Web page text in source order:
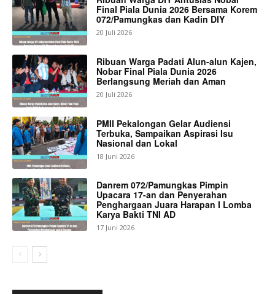
Final Piala Dunia 2026 Bersama Korem
072/Pamungkas dan Kadin DIY
20 Juli 2026
Ribuan Warga Padati Alun-alun Kajen,
Nobar Final Piala Dunia 2026
Berlangsung Meriah dan Aman
20 Juli 2026
PMII Pekalongan Gelar Audiensi
Terbuka, Sampaikan Aspirasi Isu
Nasional dan Lokal
18 Juni 2026
Danrem 072/Pamungkas Pimpin
Upacara 17-an dan Penyerahan
Penghargaan Juara Harapan I Lomba
Karya Bakti TNI AD
17 Juni 2026